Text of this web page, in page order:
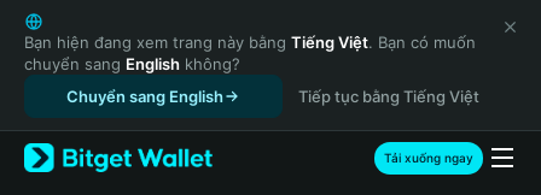
English
日本語
Tiếng Việt
Русский
Español (Latinoamérica)
Türkçe
Bạn hiện đang xem trang này bằng Tiếng Việt. Bạn có muốn
chuyển sang English không?
Chuyển sang English
Tiếp tục bằng Tiếng Việt
Tải xuống ngay